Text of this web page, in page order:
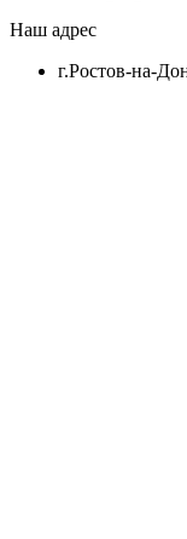
Наш адрес
г.Ростов-на-